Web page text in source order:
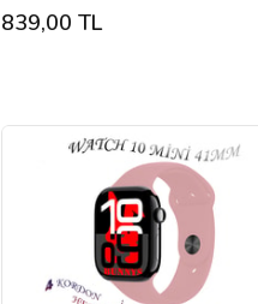
839,00 TL